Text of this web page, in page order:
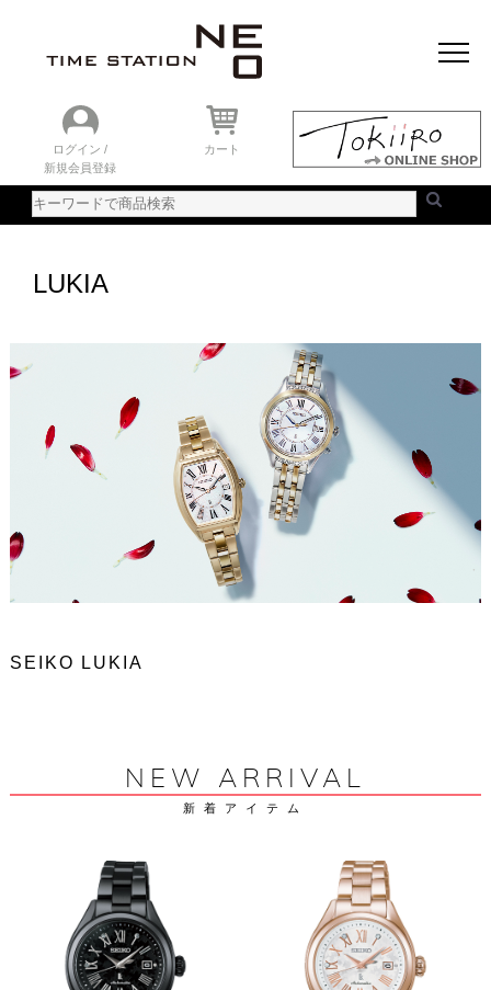
ログイン /
新規会員登録
カート
LUKIA
SEIKO LUKIA
NEW ARRIVAL
新着アイテム
おすすめアイテム
ニュース＆トピック
時計を探す
ランキング
ご利用ガイド